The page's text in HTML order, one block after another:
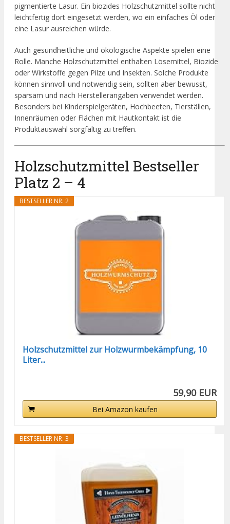
pigmentierte Lasur. Ein biozides Holzschutzmittel sollte nicht
leichtfertig dort eingesetzt werden, wo ein einfaches Öl oder
eine Lasur ausreichen würde.
Auch gesundheitliche und ökologische Aspekte spielen eine
Rolle. Manche Holzschutzmittel enthalten Lösemittel, Biozide
oder Wirkstoffe gegen Pilze und Insekten. Solche Produkte
können sinnvoll und notwendig sein, sollten aber bewusst,
sparsam und nach Herstellerangaben verwendet werden.
Besonders bei Kinderspielgeräten, Hochbeeten, Tierställen,
Innenräumen oder Flächen mit Hautkontakt ist die
Produktauswahl sorgfältig zu treffen.
Holzschutzmittel Bestseller
Platz 2 – 4
BESTSELLER NR. 2
Holzschutzmittel zur Holzwurmbekämpfung, 10
Liter...
59,90 EUR
Bei Amazon kaufen
BESTSELLER NR. 3